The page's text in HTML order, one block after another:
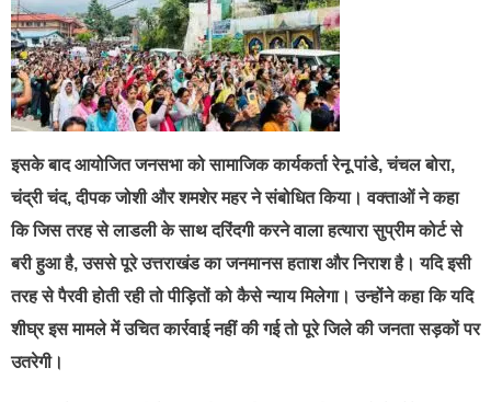
इसके बाद आयोजित जनसभा को सामाजिक कार्यकर्ता रेनू पांडे, चंचल बोरा,
चंद्री चंद, दीपक जोशी और शमशेर महर ने संबोधित किया। वक्ताओं ने कहा
कि जिस तरह से लाडली के साथ दरिंदगी करने वाला हत्यारा सुप्रीम कोर्ट से
बरी हुआ है, उससे पूरे उत्तराखंड का जनमानस हताश और निराश है। यदि इसी
तरह से पैरवी होती रही तो पीड़ितों को कैसे न्याय मिलेगा। उन्होंने कहा कि यदि
शीघ्र इस मामले में उचित कार्रवाई नहीं की गई तो पूरे जिले की जनता सड़कों पर
उतरेगी।